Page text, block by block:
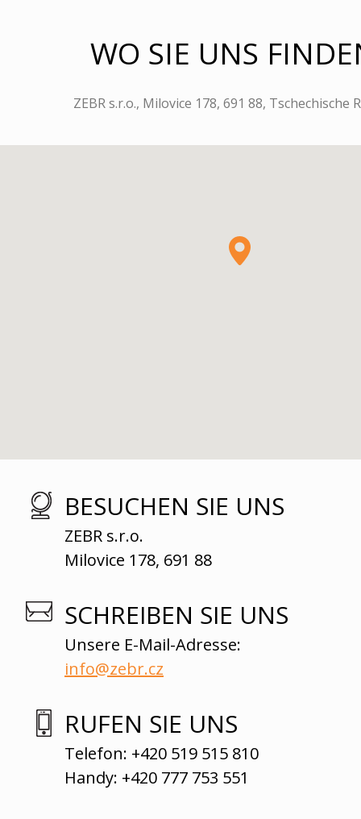
WO SIE UNS
ZEBR s.r.o., Milovice 178, 691 88, Tschechische
BESUCHEN SIE UNS
ZEBR s.r.o.
Milovice 178, 691 88
SCHREIBEN SIE UNS
Unsere E-Mail-Adresse:
info@zebr.cz
RUFEN SIE UNS
Telefon: +420 519 515 810
Handy: +420 777 753 551